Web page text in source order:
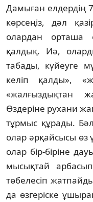
Дамыған елдердің
көрсеңіз, дәл
олардан орташа
қалдық. Иә,
табады, күйеуге
келіп қалды»,
«жалғыздықтан
Өздеріне рухани
тұрмыс құрады.
олар әр­қай­­сысы өз
олар бір-біріне
мысықтай
төбелесіп
да өзгеріске